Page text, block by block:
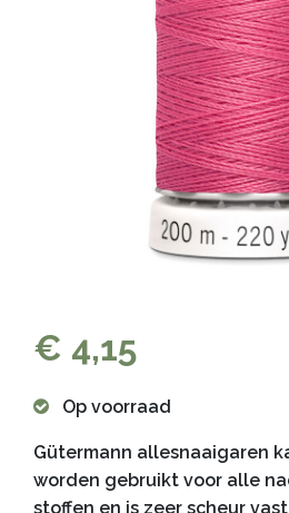
€ 4,15
Op voorraad
Gütermann allesnaaigaren
worden gebruikt voor alle
stoffen en is zeer scheur